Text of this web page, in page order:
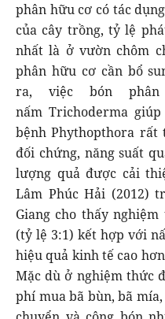
phân hữu cơ có tác
của cây trồng, tỷ lệ
nhất là ở vườn chôm
phân hữu cơ cần bổ
ra, việc bón
nấm Trichoderma
bệnh Phythopthora rất
đối chứng, năng suất
lượng quả được cải
Lâm Phúc Hải (2012)
Giang cho thấy
(tỷ lệ 3:1) kết hợp với
hiệu quả kinh tế cao
Mặc dù ở nghiệm thức
phí mua bã bùn, bã